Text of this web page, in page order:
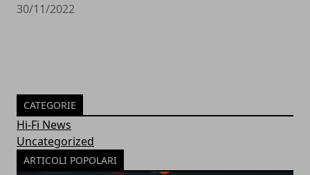
30/11/2022
CATEGORIE
Hi-Fi News
Uncategorized
ARTICOLI POPOLARI